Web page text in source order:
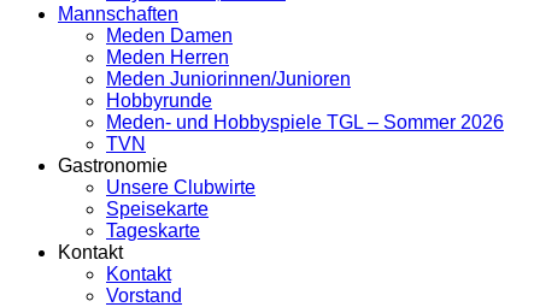
Mannschaften
Meden Damen
Meden Herren
Meden Juniorinnen/Junioren
Hobbyrunde
Meden- und Hobbyspiele TGL – Sommer 2026
TVN
Gastronomie
Unsere Clubwirte
Speisekarte
Tageskarte
Kontakt
Kontakt
Vorstand